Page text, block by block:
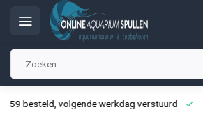
besteld, volgende werkdag verstuurd